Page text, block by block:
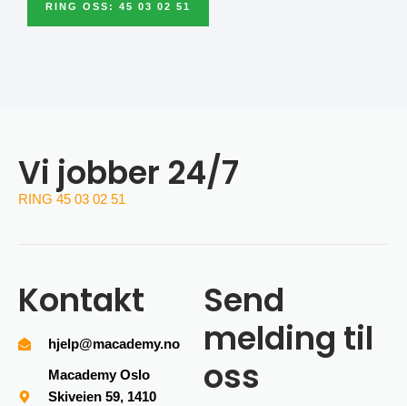
RING OSS: 45 03 02 51
Vi jobber 24/7
RING 45 03 02 51
Kontakt
hjelp@macademy.no
Macademy Oslo
Skiveien 59, 1410
Send
melding til
oss